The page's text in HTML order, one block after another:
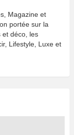
Magazine et
portée sur la
et déco, les
Lifestyle, Luxe et